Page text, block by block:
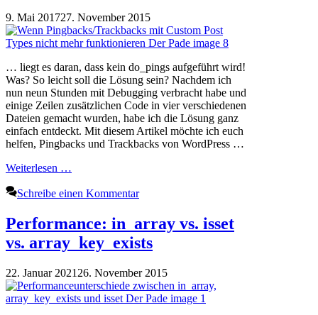
9. Mai 201727. November 2015
… liegt es daran, dass kein do_pings aufgeführt wird!
Was? So leicht soll die Lösung sein? Nachdem ich
nun neun Stunden mit Debugging verbracht habe und
einige Zeilen zusätzlichen Code in vier verschiedenen
Dateien gemacht wurden, habe ich die Lösung ganz
einfach entdeckt. Mit diesem Artikel möchte ich euch
helfen, Pingbacks und Trackbacks von WordPress …
Weiterlesen …
Schreibe einen Kommentar
Performance: in_array vs. isset
vs. array_key_exists
22. Januar 2021 26. November 2015